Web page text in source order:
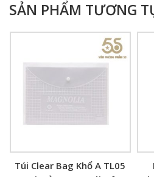
SẢN PHẨM TƯƠNG
Túi Clear Bag Khổ A TL05